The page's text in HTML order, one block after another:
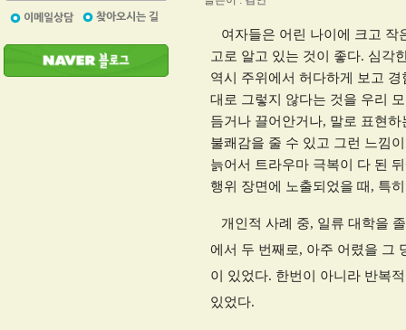
여자들은 어린 나이에 크고 작
고로 알고 있는 것이 좋다. 심각
역시 주위에서 허다하게 보고 경
대로 그렇지 않다는 것을 우리
듬거나 끌어안거나, 말로 표현하
불쾌감을 줄 수 있고 그런 느낌
늙어서 트라우마 극복이 다 된
행위 장면에 노출되었을 때 , 특
개인적 사례 중, 일류 대학을
에서 두 번째로, 아주 어렸을 그
이 있었다. 한번이 아니라 반복
있었다.